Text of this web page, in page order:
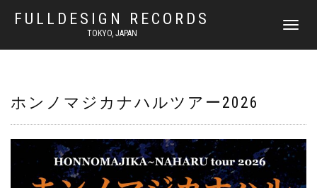
FULLDESIGN RECORDS
TOKYO, JAPAN
ナ
ゲ
り
替
え
ホンノマジカナハルツアー2026